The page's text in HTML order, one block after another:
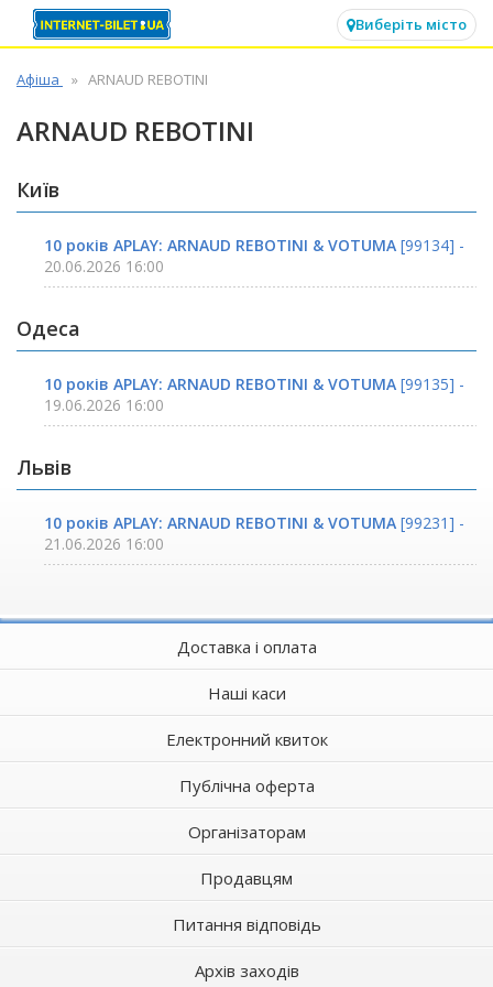
Виберіть місто
Афіша ARNAUD REBOTINI
ARNAUD REBOTINI
Київ
10 років APLAY: ARNAUD REBOTINI & VOTUMA [99134] -
20.06.2026 16:00
Одеса
10 років APLAY: ARNAUD REBOTINI & VOTUMA [99135] -
19.06.2026 16:00
Львів
10 років APLAY: ARNAUD REBOTINI & VOTUMA [99231] -
21.06.2026 16:00
Доставка і оплата
Наші каси
Електронний квиток
Публічна оферта
Організаторам
Продавцям
Питання відповідь
Архів заходів